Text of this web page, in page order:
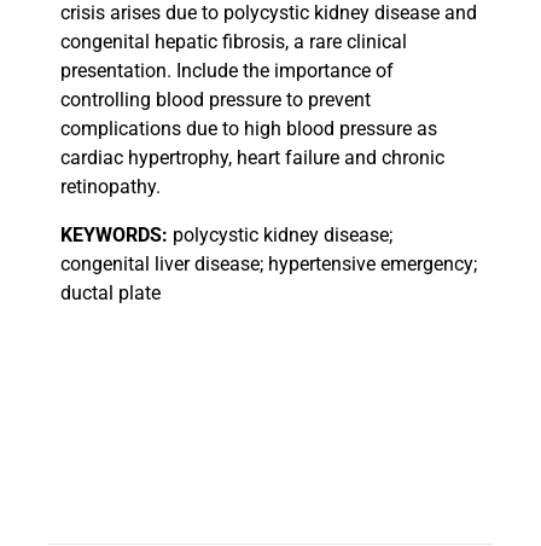
crisis arises due to polycystic kidney disease and
congenital hepatic fibrosis, a rare clinical
presentation. Include the importance of
controlling blood pressure to prevent
complications due to high blood pressure as
cardiac hypertrophy, heart failure and chronic
retinopathy.
KEYWORDS: polycystic kidney disease;
congenital liver disease; hypertensive emergency;
ductal plate